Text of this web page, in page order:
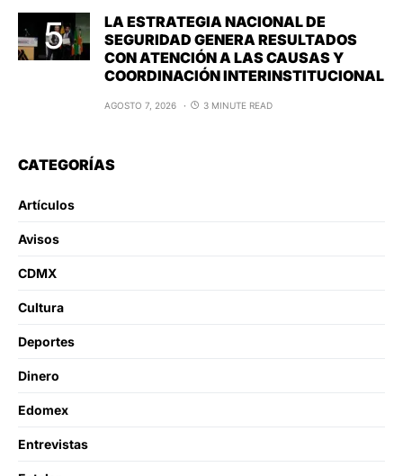
LA ESTRATEGIA NACIONAL DE
SEGURIDAD GENERA RESULTADOS
CON ATENCIÓN A LAS CAUSAS Y
COORDINACIÓN INTERINSTITUCIONAL
AGOSTO 7, 2026 3 MINUTE READ
CATEGORÍAS
Artículos
Avisos
CDMX
Cultura
Deportes
Dinero
Edomex
Entrevistas